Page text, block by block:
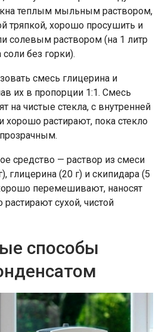
теплым мыльным раствором,
тряпкой, хорошо просушить и
солевым раствором (на 1 литр
без горки).
смесь глицерина и
их в пропорции 1:1. Смесь
на чистые стекла, с внутренней
растирают, пока стекло
средство — раствор из смеси
глицерина (20 г) и скипидара (5
перемешивают, наносят
растирают сухой, чистой
способы